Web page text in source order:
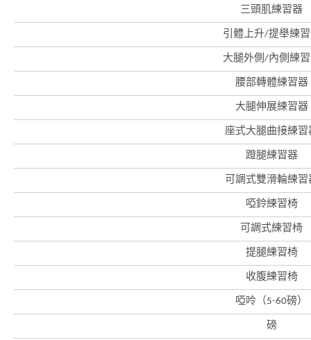
三頭肌練習器
引體上升/提舉練
大腿外側/內側練
腰部轉體練習器
大腿伸展練習器
座式大腿曲接練習
蹬腿練習器
可調式雙滑輪練習
啞鈴練習椅
可調式練習椅
提腿練習椅
收腹練習椅
啞呤（5-60磅）
磅